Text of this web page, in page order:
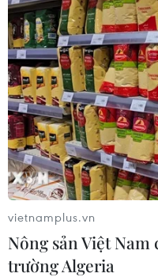
TIN CÙNG
vietnamplus.vn
Nông sản Việt
trường Algeria